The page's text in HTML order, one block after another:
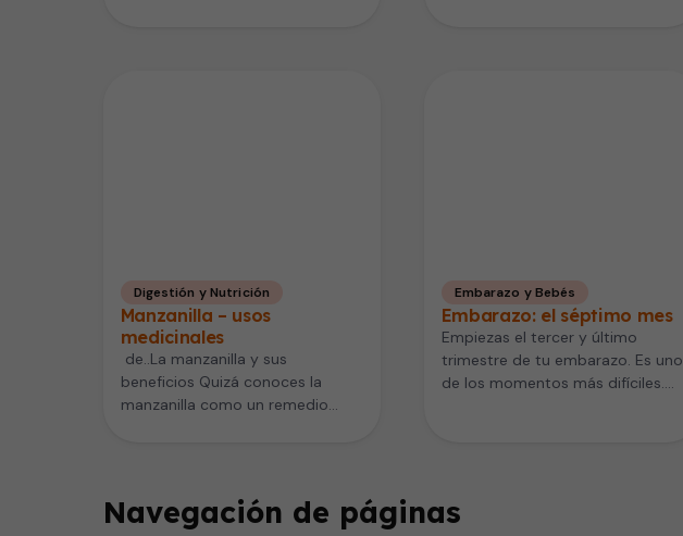
Digestión y Nutrición
Manzanilla – usos
medicinales
de..La manzanilla y sus
beneficios Quizá conoces la
manzanilla como un remedio
Embarazo y Bebés
Embarazo: el séptimo mes
Empiezas el tercer y último
trimestre de tu embarazo. Es uno
de los momentos más difíciles.
Navegación de páginas